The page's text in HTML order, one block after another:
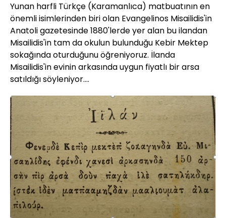
Yunan harfli Türkçe (Karamanlıca) matbuatının en
önemli isimlerinden biri olan Evangelinos Misailidis'in
Anatoli gazetesinde 1880'lerde yer alan bu ilandan
Misailidis'in tam da okulun bulunduğu Kebir Mektep
sokağında oturduğunu öğreniyoruz. İlanda
Misailidis'in evinin arkasında uygun fiyatlı bir arsa
satıldığı söyleniyor....